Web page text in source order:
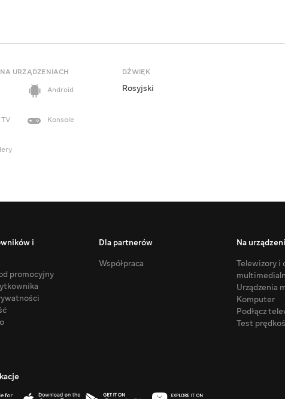
URZĄDZENIACH
Android
Konsole
DŹWIĘK
Rosyjski
i
promocyjny
Dla partnerów
Współpraca
Na
Telewizory i
Urządzenia
Komputer
Podłącz
Test